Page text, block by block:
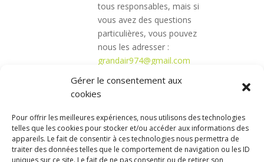
Gérer le consentement aux
cookies
Pour offrir les meilleures expériences, nous utilisons des technologies
telles que les cookies pour stocker et/ou accéder aux informations des
appareils. Le fait de consentir à ces technologies nous permettra de
traiter des données telles que le comportement de navigation ou les ID
uniques sur ce site. Le fait de ne pas consentir ou de retirer son
tous responsables, mais si
vous avez des questions
particulières, vous pouvez
nous les adresser :
grandair974@gmail.com